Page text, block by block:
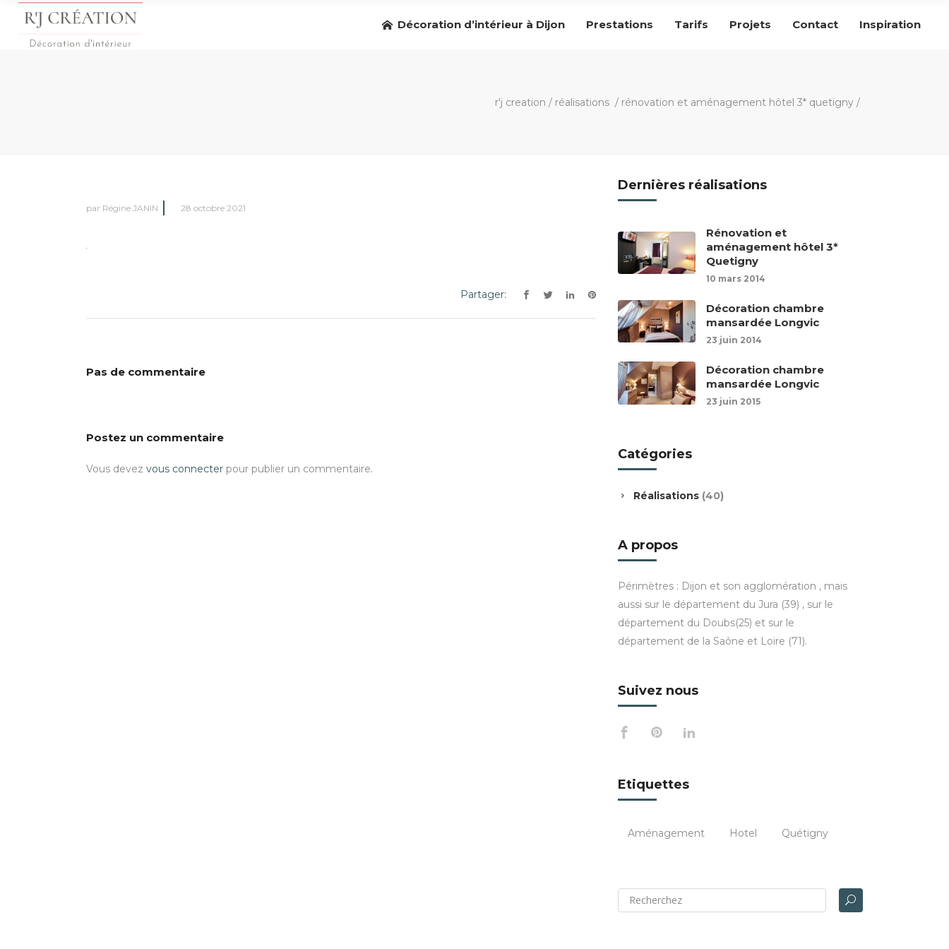
Décoration d’intérieur à Dijon Prestations Tarifs Projets Contact Inspiration
r'j creation / réalisations / rénovation et aménagement hôtel 3* quetigny /
par Régine JANIN 28 octobre 2021
Partager:
Pas de commentaire
Postez un commentaire
Vous devez vous connecter pour publier un commentaire.
Dernières réalisations
Rénovation et
aménagement hôtel 3*
Quetigny
10 mars 2014
Décoration chambre
mansardée Longvic
23 juin 2014
Décoration chambre
mansardée Longvic
23 juin 2015
Catégories
Réalisations (40)
A propos
Périmètres : Dijon et son agglomération , mais
aussi sur le département du Jura (39) , sur le
département du Doubs(25) et sur le
département de la Saône et Loire (71).
Suivez nous
Etiquettes
Aménagement Hotel Quétigny